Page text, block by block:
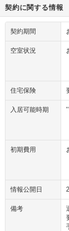
契約に関する情報
契約期間
空室状況
住宅保険
入居可能時期
初期費用
情報公開日
備考